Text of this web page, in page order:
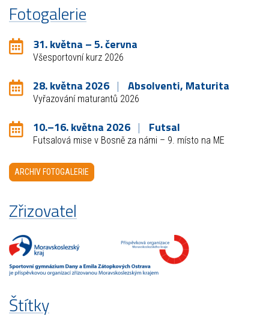
Fotogalerie
31. května – 5. června
Všesportovní kurz 2026
28. května 2026 Absolventi, Maturita
Vyřazování maturantů 2026
10.–16. května 2026 Futsal
Futsalová mise v Bosně za námi – 9. místo na ME
ARCHIV FOTOGALERIE
Zřizovatel
Štítky